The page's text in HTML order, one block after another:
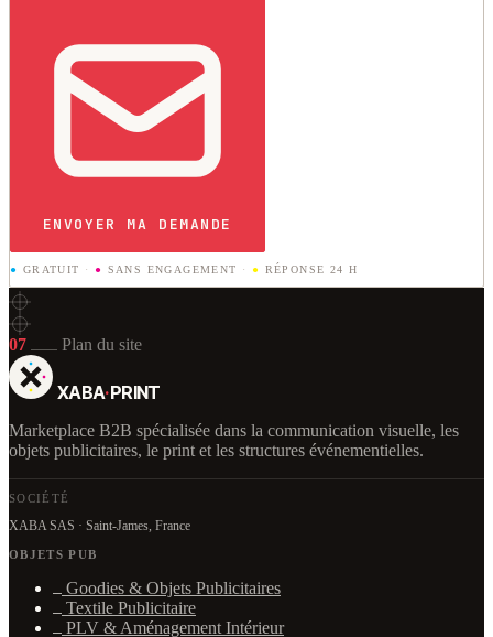
ENVOYER MA DEMANDE
● GRATUIT · ● SANS ENGAGEMENT · ● RÉPONSE 24 H
07 Plan du site
XABA·PRINT
Marketplace B2B spécialisée dans la communication visuelle, les
objets publicitaires, le print et les structures événementielles.
SOCIÉTÉ
XABA SAS · Saint-James, France
OBJETS PUB
Goodies & Objets Publicitaires
Textile Publicitaire
PLV & Aménagement Intérieur